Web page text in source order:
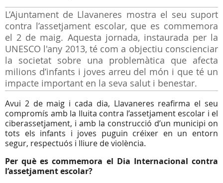
L’Ajuntament de Llavaneres mostra el seu suport
contra l’assetjament escolar, que es commemora
el 2 de maig. Aquesta jornada, instaurada per la
UNESCO l'any 2013, té com a objectiu conscienciar
la societat sobre una problemàtica que afecta
milions d’infants i joves arreu del món i que té un
impacte important en la seva salut i benestar.
Avui 2 de maig i cada dia, Llavaneres reafirma el seu
compromís amb la lluita contra l’assetjament escolar i el
ciberassetjament, i amb la construcció d’un municipi on
tots els infants i joves puguin créixer en un entorn
segur, respectuós i lliure de violència.
Per què es commemora el Dia Internacional contra
l’assetjament escolar?